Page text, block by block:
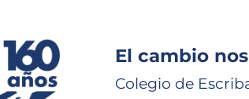
El cambio
Colegio de